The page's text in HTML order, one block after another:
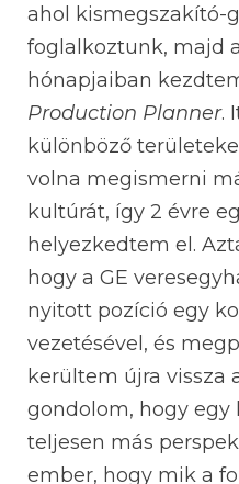
ahol kismegszakító-
foglalkoztunk, majd
hónapjaiban
Production Planner.
különböző
volna megismerni
kultúrát, így 2 évre
helyezkedtem el.
hogy a GE
nyitott pozíció egy
vezetésével, és
kerültem újra vissza
gondolom, hogy
teljesen más
ember, hogy mik a